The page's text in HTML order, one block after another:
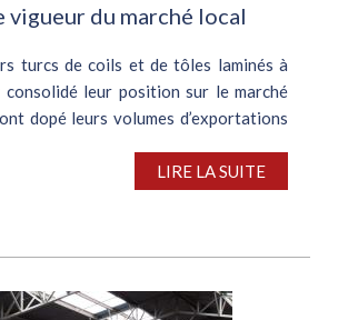
vigueur du marché local
turcs de coils et de tôles laminés à
consolidé leur position sur le marché
dopé leurs volumes d’exportations
LIRE LA SUITE